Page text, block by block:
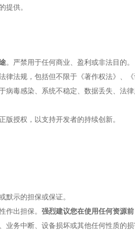
提供。
。严禁用于任何商业、盈利或非法目的。
法规，包括但不限于《著作权法》、
毒感染、系统不稳定、数据丢失、法律
版授权，以支持开发者的持续创新。
默示的担保或保证。
作出担保。 强烈建议您在使用任何资源
务中断、设备损坏或其他任何性质的损